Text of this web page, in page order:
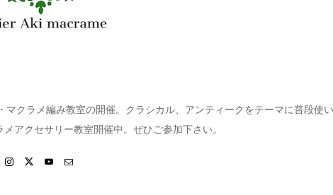
クラメ編み教室の開催。クラシカル、アンティークをテーマに普段使
アクセサリー教室開催中。ぜひご参加下さい。